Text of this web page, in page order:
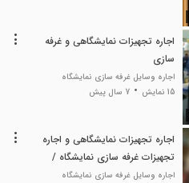
اجاره تجهیزات نمایشگاهی و غرفه
سازی
اجاره وسایل غرفه سازی نمایشگاه
15 نمایش
7 سال پیش
اجاره تجهیزات نمایشگاهی و اجاره
تجهیزات غرفه سازی نمایشگاه /
09308709252 ضرغامیان
اجاره وسایل غرفه سازی نمایشگاه